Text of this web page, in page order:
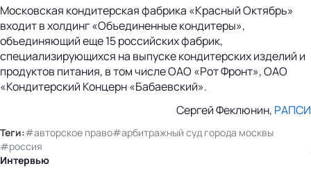
Московская кондитерская фабрика «Красный Октябрь»
входит в холдинг «Объединенные кондитеры»,
объединяющий еще 15 российских фабрик,
специализирующихся на выпуске кондитерских изделий и
продуктов питания, в том числе ОАО «Рот Фронт», ОАО
«Кондитерский Концерн «Бабаевский».
Сергей Феклюнин, РАПСИ
Теги:#авторское право#арбитражный суд города москвы
#россия
Интервью